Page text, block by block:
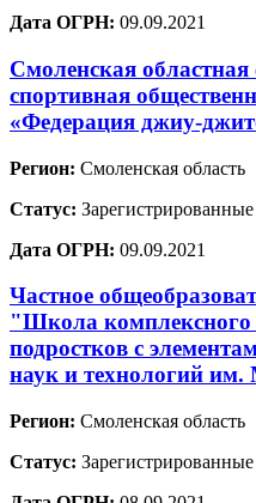
Дата ОГРН: 09.09.2021
Смоленская
спортивная
«Федерация джиу-
Регион: Смоленская область
Статус: Зарегистрированные
Дата ОГРН: 09.09.2021
Частное
"Школа комплексного
подростков с
наук и технологий
Регион: Смоленская область
Статус: Зарегистрированные